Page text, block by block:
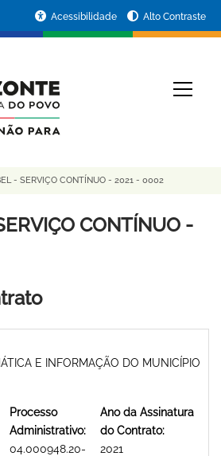
Acessibilidade Alto Contraste
- SERVIÇO CONTÍNUO - 2021 - 0002
CONTÍNUO -
E INFORMAÇÃO DO MUNICÍPIO
Processo
Administrativo:
04.000948.20-
Ano da Assinatura
do Contrato:
2021